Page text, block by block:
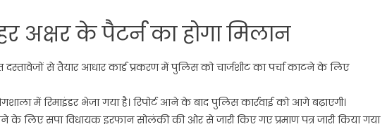
अक्षर के पैटर्न का होगा मिलान
से तैयार आधार कार्ड प्रकरण में पुलिस को चार्जशीट का पर्चा काटने के लिए
में रिमाइंडर भेजा गया है। रिपोर्ट आने के बाद पुलिस कार्रवाई को आगे बढ़ाएगी।
के लिए सपा विधायक इरफान सोलंकी की ओर से जारी किए गए प्रमाण पत्र जारी किया गया